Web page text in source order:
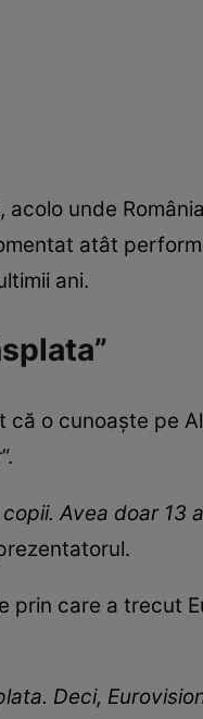
unde
atât
ani.
o cunoaște pe
Avea doar 13
prin care a trecut
Deci,